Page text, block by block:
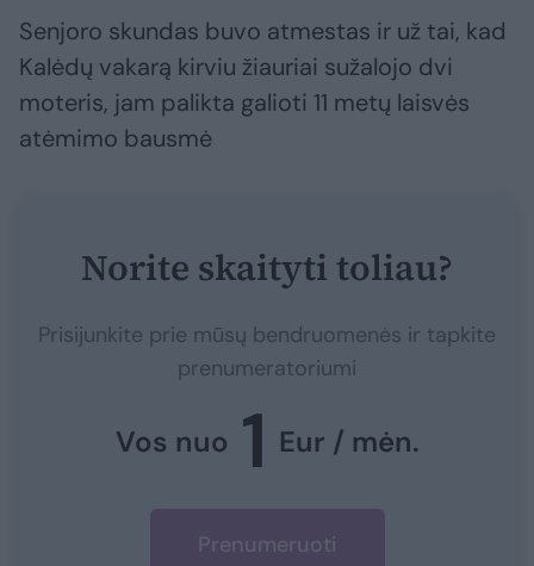
Senjoro skundas buvo atmestas ir už tai, kad
Kalėdų vakarą kirviu žiauriai sužalojo dvi
moteris, jam palikta galioti 11 metų laisvės
atėmimo bausmė
Norite skaityti toliau?
Prisijunkite prie mūsų bendruomenės ir tapkite
prenumeratoriumi
Vos nuo 1 Eur / mėn.
Prenumeruoti